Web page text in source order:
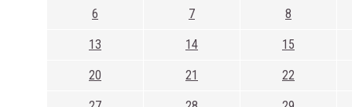
6 7 8
13 14 15
20 21 22